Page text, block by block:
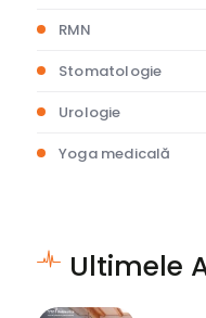
RMN
Stomatologie
Urologie
Yoga medicală
Ultimele